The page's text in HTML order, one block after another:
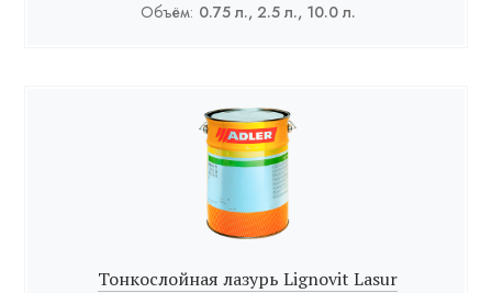
Объём: 0.75 л., 2.5 л., 10.0 л.
Тонкослойная лазурь Lignovit Lasur